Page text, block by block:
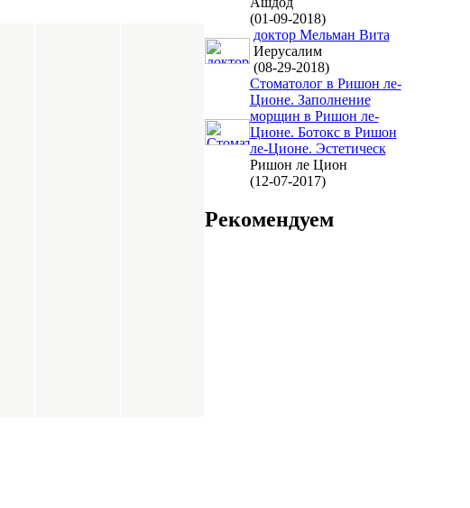
(01-09-2018)
доктор Мельман Вита
Иерусалим
(08-29-2018)
Стоматолог в Ришон ле-
Ционе. Заполнение
морщин в Ришон ле-
Ционе. Ботокс в Ришон
ле-Ционе. Эстетическ
Ришон ле Цион
(12-07-2017)
Рекомендуем